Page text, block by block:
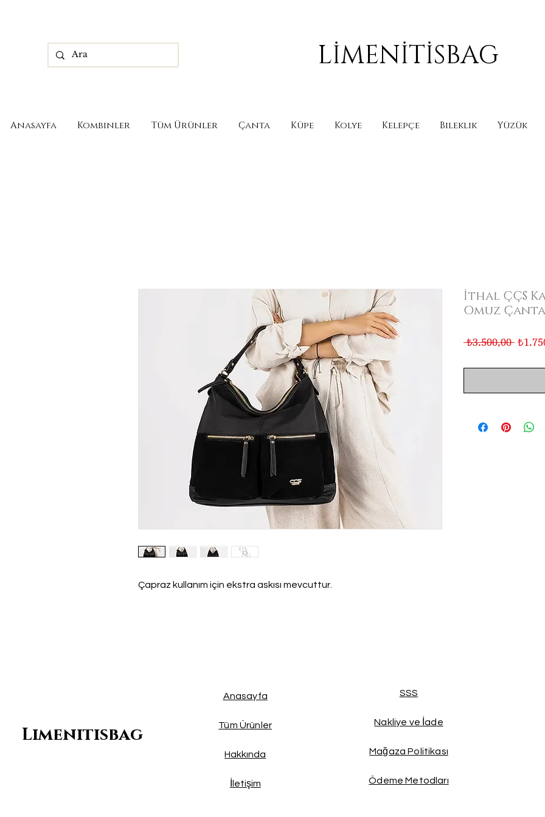
LİMENİTİSBAG
Anasayfa Kombinler Tüm Ürünler Çanta Küpe Kolye Kelepçe Bileklik Yüzük
Çapraz kullanım için ekstra askısı mevcuttur.
İthal ÇÇS
Omuz
₺3.500,00
Limenitisbag
Anasayfa
Tüm Ürünler
Hakkında
İletişim
SSS
Nakliye ve İade
Mağaza Politikası
Ödeme Metodları